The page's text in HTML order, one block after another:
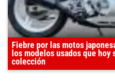
Fiebre por las motos
los modelos usados que
colección